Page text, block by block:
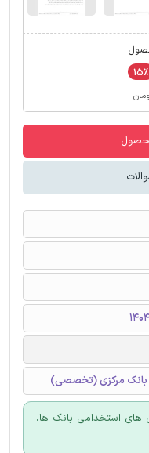
۱۵٪
بانک مرکزی (تخصصی)
استخدامی بانک ها،